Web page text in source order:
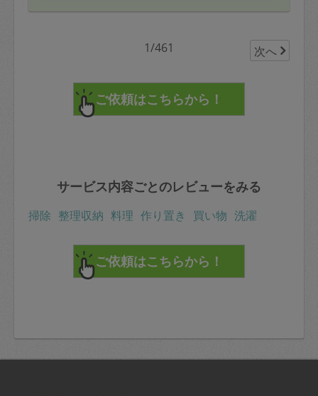
1/461 次へ
サービス内容ごとのレビューをみる
掃除 整理収納 料理 作り置き 買い物 洗濯